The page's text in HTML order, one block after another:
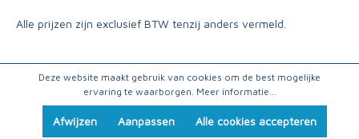
Alle prijzen zijn exclusief BTW tenzij anders vermeld.
Deze website maakt gebruik van cookies om de best mogelijke
ervaring te waarborgen. Meer informatie...
Afwijzen Aanpassen Alle cookies accepteren